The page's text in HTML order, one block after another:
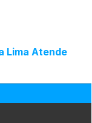
Lima Atende